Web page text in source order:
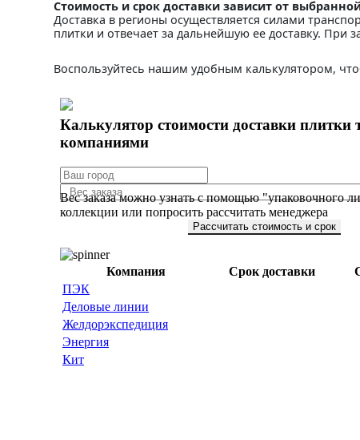
Стоимость и срок доставки зависит от
Доставка в регионы осуществляется силами
плитки и отвечает за дальнейшую ее доставку. При
Воспользуйтесь нашим удобным калькулятором,